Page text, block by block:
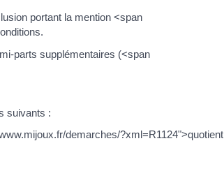
portant la mention <span
parts supplémentaires (<span
suivants :
demarches/?xml=R1124">quotient